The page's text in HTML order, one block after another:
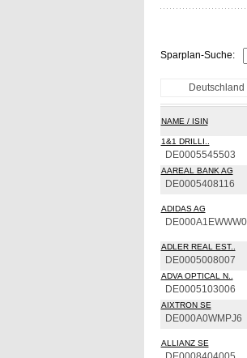
Sparplan-Suche:
Deutschland
NAME / ISIN
1&1 DRILLI..
DE0005545503
AAREAL BANK AG
DE0005408116
ADIDAS AG
DE000A1EWWW0
ADLER REAL EST..
DE0005008007
ADVA OPTICAL N..
DE0005103006
AIXTRON SE
DE000A0WMPJ6
ALLIANZ SE